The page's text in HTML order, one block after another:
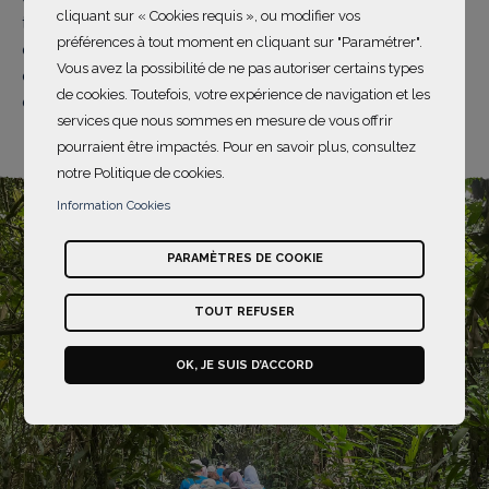
travers des activités de renforcement des capacités et
de partage des connaissances visent à renforcer les
objectifs de conservation en encourageant la gestion
communautaire des forêts.
cliquant sur « Cookies requis », ou modifier vos
préférences à tout moment en cliquant sur "Paramétrer".
Vous avez la possibilité de ne pas autoriser certains types
de cookies. Toutefois, votre expérience de navigation et les
services que nous sommes en mesure de vous offrir
pourraient être impactés. Pour en savoir plus, consultez
notre Politique de cookies.
Information Cookies
PARAMÈTRES DE COOKIE
TOUT REFUSER
OK, JE SUIS D’ACCORD